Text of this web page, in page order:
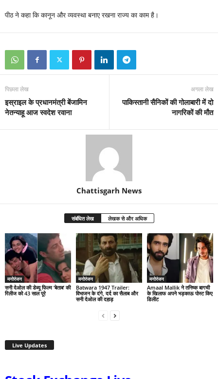
पीठ ने कहा कि कानून और व्‍यवस्‍था बनाए रखना राज्‍य का काम है।
पिछला लेख
इस्राइल के प्रधानमंत्री बेंजामिन
नेतन्याहू आज स्वदेश रवाना
अगला लेख
पाकिस्तानी सैनिकों की गोलाबारी में दो
नागरिकों की मौत
Chattisgarh News
संबंधित लेख लेखक से और अधिक
मनोरंजन
सनी देओल की डेब्यू फिल्म ‘बेताब’ की
रिलीज को 43 साल पूरे
मनोरंजन
Batwara 1947 Trailer:
विभाजन के दंगे, दर्द का सैलाब और
सनी देओल की दहाड़
मनोरंजन
Amaal Mallik ने तनिष्क बागची
के खिलाफ अपने भड़काऊ पोस्ट किए
डिलीट
Live Updates